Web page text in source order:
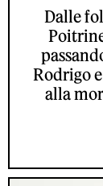
Dalle
Rodrigo
alla